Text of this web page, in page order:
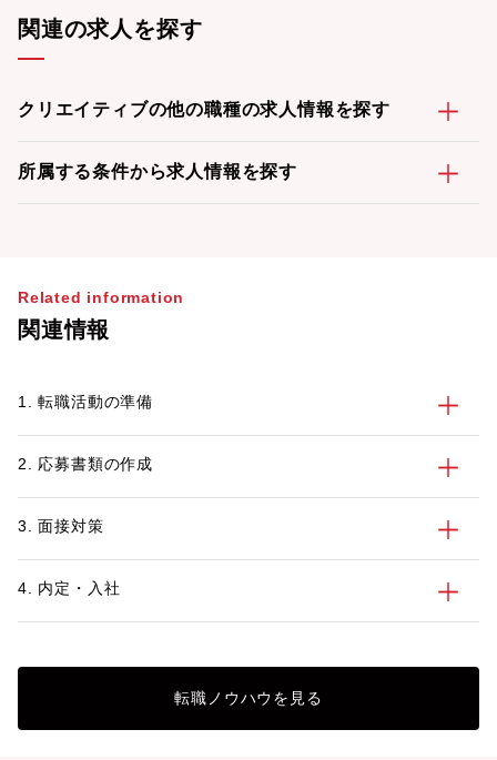
関連の求人を探す
クリエイティブの他の職種の求人情報を探す
所属する条件から求人情報を探す
Related information
関連情報
1. 転職活動の準備
2. 応募書類の作成
3. 面接対策
4. 内定・入社
転職ノウハウを見る